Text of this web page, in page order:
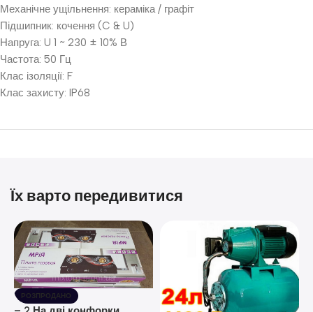
Механічне ущільнення: кераміка / графіт
Підшипник: кочення (C & U)
Напруга: U 1 ~ 230 ± 10% В
Частота: 50 Гц
Клас ізоляції: F
Клас захисту: IP68
Їх варто передивитися
РОЗПРОДАНО